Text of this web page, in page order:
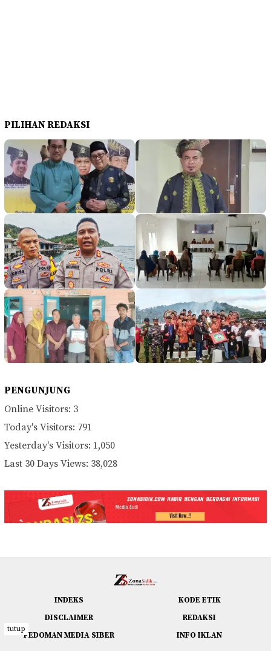
PILIHAN REDAKSI
PENGUNJUNG
Online Visitors: 3
Today's Visitors: 791
Yesterday's Visitors: 1,050
Last 30 Days Views: 38,028
INDEKS
KODE ETIK
DISCLAIMER
REDAKSI
PEDOMAN MEDIA SIBER
INFO IKLAN
tutup